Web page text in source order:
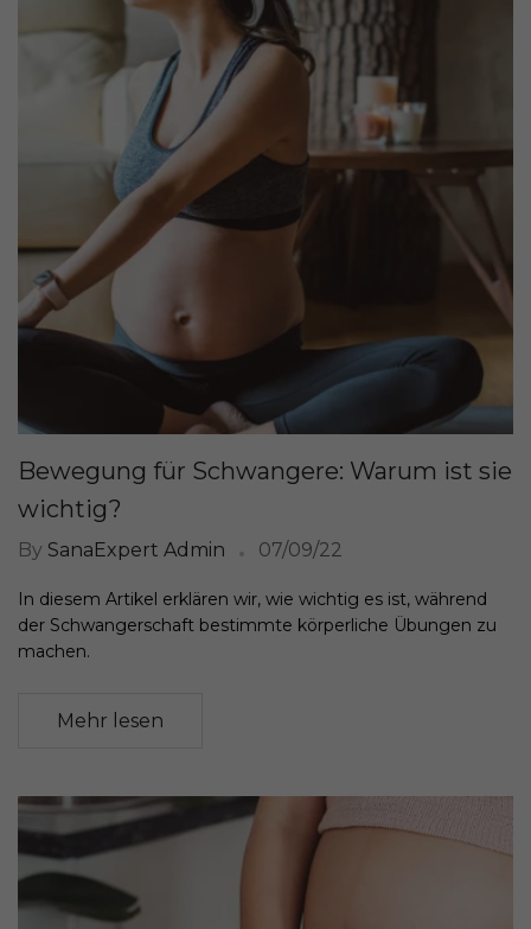
Bewegung für Schwangere: Warum ist sie
wichtig?
By SanaExpert Admin 07/09/22
In diesem Artikel erklären wir, wie wichtig es ist, während
der Schwangerschaft bestimmte körperliche Übungen zu
machen.
Mehr lesen